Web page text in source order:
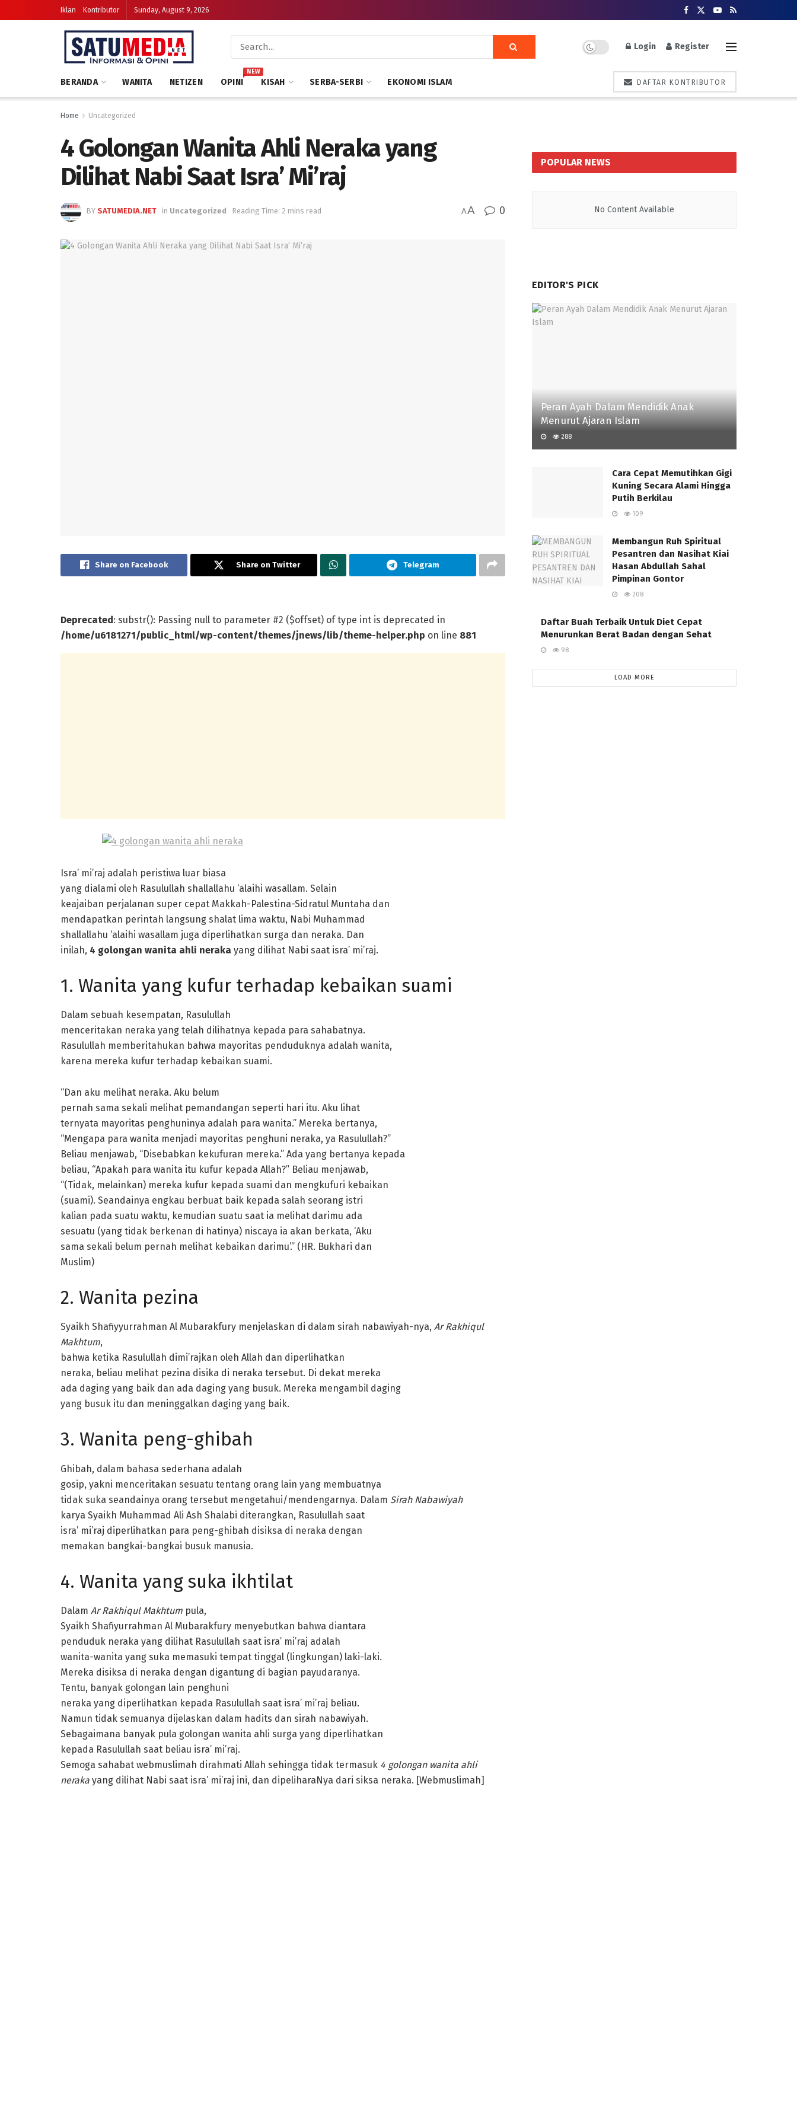
Iklan Kontributor Sunday, August 9, 2026
Login Register
BERANDA WANITA NETIZEN OPINI
NEW
KISAH SERBA-SERBI EKONOMI ISLAM DAFTAR KONTRIBUTOR
Home Uncategorized
4 Golongan Wanita Ahli Neraka yang
Dilihat Nabi Saat Isra’ Mi’raj
BY SATUMEDIA.NET in Uncategorized Reading Time: 2 mins read AA 0
Share on Facebook Share on Twitter Telegram
Deprecated: substr(): Passing null to parameter #2 ($offset) of type int is deprecated in
/home/u6181271/public_html/wp-content/themes/jnews/lib/theme-helper.php on line 881
Isra’ mi’raj adalah peristiwa luar biasa
yang dialami oleh Rasulullah shallallahu ‘alaihi wasallam. Selain
keajaiban perjalanan super cepat Makkah-Palestina-Sidratul Muntaha dan
mendapatkan perintah langsung shalat lima waktu, Nabi Muhammad
shallallahu ‘alaihi wasallam juga diperlihatkan surga dan neraka. Dan
inilah, 4 golongan wanita ahli neraka yang dilihat Nabi saat isra’ mi’raj.
1. Wanita yang kufur terhadap kebaikan suami
Dalam sebuah kesempatan, Rasulullah
menceritakan neraka yang telah dilihatnya kepada para sahabatnya.
Rasulullah memberitahukan bahwa mayoritas penduduknya adalah wanita,
karena mereka kufur terhadap kebaikan suami.
“Dan aku melihat neraka. Aku belum
pernah sama sekali melihat pemandangan seperti hari itu. Aku lihat
ternyata mayoritas penghuninya adalah para wanita.” Mereka bertanya,
“Mengapa para wanita menjadi mayoritas penghuni neraka, ya Rasulullah?”
Beliau menjawab, “Disebabkan kekufuran mereka.” Ada yang bertanya kepada
beliau, “Apakah para wanita itu kufur kepada Allah?” Beliau menjawab,
“(Tidak, melainkan) mereka kufur kepada suami dan mengkufuri kebaikan
(suami). Seandainya engkau berbuat baik kepada salah seorang istri
kalian pada suatu waktu, kemudian suatu saat ia melihat darimu ada
sesuatu (yang tidak berkenan di hatinya) niscaya ia akan berkata, ‘Aku
sama sekali belum pernah melihat kebaikan darimu’.” (HR. Bukhari dan
Muslim)
2. Wanita pezina
Syaikh Shafiyyurrahman Al Mubarakfury menjelaskan di dalam sirah nabawiyah-nya, Ar Rakhiqul
Makhtum,
bahwa ketika Rasulullah dimi’rajkan oleh Allah dan diperlihatkan
neraka, beliau melihat pezina disika di neraka tersebut. Di dekat mereka
ada daging yang baik dan ada daging yang busuk. Mereka mengambil daging
yang busuk itu dan meninggalkan daging yang baik.
3. Wanita peng-ghibah
Ghibah, dalam bahasa sederhana adalah
gosip, yakni menceritakan sesuatu tentang orang lain yang membuatnya
tidak suka seandainya orang tersebut mengetahui/mendengarnya. Dalam Sirah Nabawiyah
karya Syaikh Muhammad Ali Ash Shalabi diterangkan, Rasulullah saat
isra’ mi’raj diperlihatkan para peng-ghibah disiksa di neraka dengan
memakan bangkai-bangkai busuk manusia.
4. Wanita yang suka ikhtilat
Dalam Ar Rakhiqul Makhtum pula,
Syaikh Shafiyurrahman Al Mubarakfury menyebutkan bahwa diantara
penduduk neraka yang dilihat Rasulullah saat isra’ mi’raj adalah
wanita-wanita yang suka memasuki tempat tinggal (lingkungan) laki-laki.
Mereka disiksa di neraka dengan digantung di bagian payudaranya.
Tentu, banyak golongan lain penghuni
neraka yang diperlihatkan kepada Rasulullah saat isra’ mi’raj beliau.
Namun tidak semuanya dijelaskan dalam hadits dan sirah nabawiyah.
Sebagaimana banyak pula golongan wanita ahli surga yang diperlihatkan
kepada Rasulullah saat beliau isra’ mi’raj.
Semoga sahabat webmuslimah dirahmati Allah sehingga tidak termasuk 4 golongan wanita ahli
neraka yang dilihat Nabi saat isra’ mi’raj ini, dan dipeliharaNya dari siksa neraka. [Webmuslimah]
POPULAR NEWS
No Content Available
EDITOR'S PICK
Peran Ayah Dalam Mendidik Anak
Menurut Ajaran Islam
288
Cara Cepat Memutihkan Gigi
Kuning Secara Alami Hingga
Putih Berkilau
109
Membangun Ruh Spiritual
Pesantren dan Nasihat Kiai
Hasan Abdullah Sahal
Pimpinan Gontor
208
Daftar Buah Terbaik Untuk Diet Cepat
Menurunkan Berat Badan dengan Sehat
98
LOAD MORE